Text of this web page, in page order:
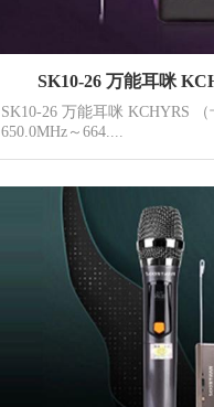
SK10-26 万能耳咪
SK10-26 万能耳咪 KCHYRS
650.0MHz～664....